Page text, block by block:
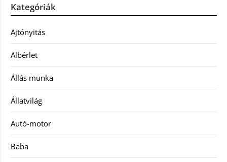
Kategóriák
Ajtónyitás
Albérlet
Állás munka
Állatvilág
Autó-motor
Baba